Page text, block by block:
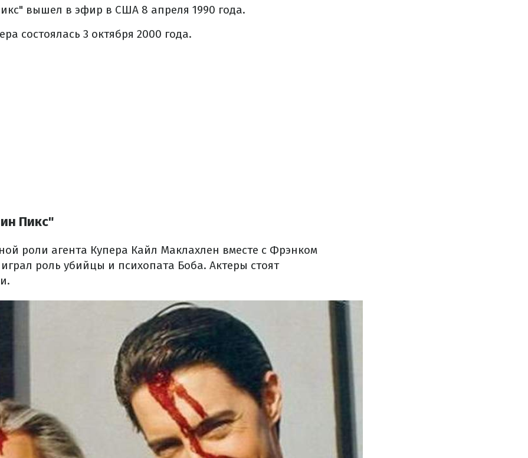
вышел в эфир в США 8 апреля 1990 года.
состоялась 3 октября 2000 года.
Пикс"
роли агента Купера Кайл Маклахлен вместе с Фрэнком
роль убийцы и психопата Боба. Актеры стоят